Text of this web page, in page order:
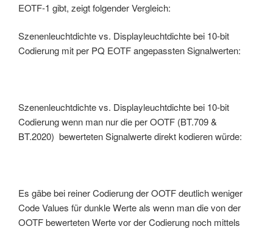
EOTF-1 gibt, zeigt folgender Vergleich:
Szenenleuchtdichte vs. Displayleuchtdichte bei 10-bit
Codierung mit per PQ EOTF angepassten Signalwerten:
Szenenleuchtdichte vs. Displayleuchtdichte bei 10-bit
Codierung wenn man nur die per OOTF (BT.709 &
BT.2020) bewerteten Signalwerte direkt kodieren würde:
Es gäbe bei reiner Codierung der OOTF deutlich weniger
Code Values für dunkle Werte als wenn man die von der
OOTF bewerteten Werte vor der Codierung noch mittels